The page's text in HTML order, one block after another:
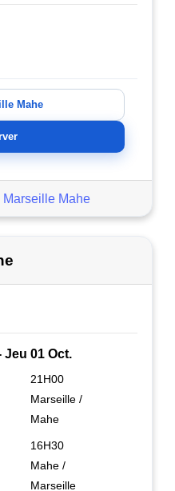
Mahe
Marseille Mahe
Jeu 01 Oct.
21H00
Marseille /
Mahe
16H30
Mahe /
Marseille